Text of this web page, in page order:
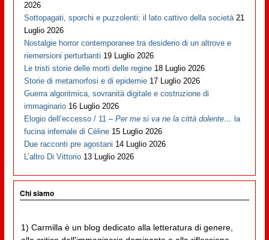
2026
Sottopagati, sporchi e puzzolenti: il lato cattivo della società 21
Luglio 2026
Nostalgie horror contemporanee tra desiderio di un altrove e
riemersioni perturbanti 19 Luglio 2026
Le tristi storie delle morti delle regine 18 Luglio 2026
Storie di metamorfosi e di epidemie 17 Luglio 2026
Guerra algoritmica, sovranità digitale e costruzione di
immaginario 16 Luglio 2026
Elogio dell’eccesso / 11 –Per me si va ne la città dolente… la
fucina infernale di Cèline 15 Luglio 2026
Due racconti pre agostani 14 Luglio 2026
L’altro Di Vittorio 13 Luglio 2026
Chi siamo
1) Carmilla è un blog dedicato alla letteratura di genere,